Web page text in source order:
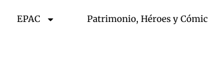
EPAC Patrimonio, Héroes y Cómic